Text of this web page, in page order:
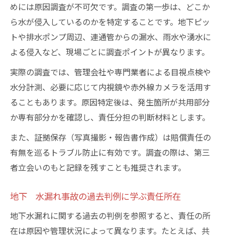
めには原因調査が不可欠です。調査の第一歩は、どこか
ら水が侵入しているのかを特定することです。地下ピッ
トや排水ポンプ周辺、連通管からの漏水、雨水や湧水に
よる侵入など、現場ごとに調査ポイントが異なります。
実際の調査では、管理会社や専門業者による目視点検や
水分計測、必要に応じて内視鏡や赤外線カメラを活用す
ることもあります。原因特定後は、発生箇所が共用部分
か専有部分かを確認し、責任分担の判断材料とします。
また、証拠保存（写真撮影・報告書作成）は賠償責任の
有無を巡るトラブル防止に有効です。調査の際は、第三
者立会いのもと記録を残すことも推奨されます。
地下 水漏れ事故の過去判例に学ぶ責任所在
地下水漏れに関する過去の判例を参照すると、責任の所
在は原因や管理状況によって異なります。たとえば、共